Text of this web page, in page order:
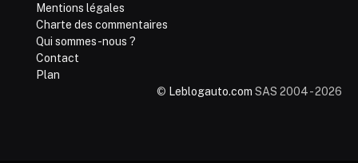
Mentions légales
Charte des commentaires
Qui sommes-nous ?
Contact
Plan
© Leblogauto.com SAS 2004 - 2026